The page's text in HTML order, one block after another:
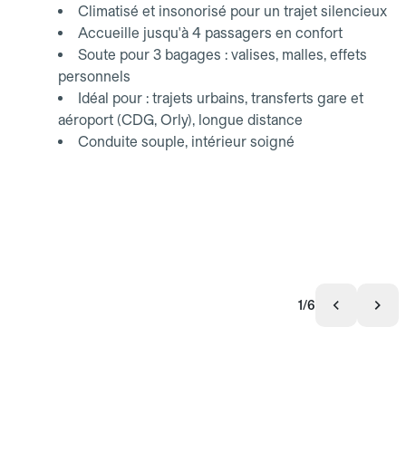
Climatisé et insonorisé pour un trajet silencieux
Accueille jusqu'à 4 passagers en confort
Soute pour 3 bagages : valises, malles, effets
personnels
Idéal pour : trajets urbains, transferts gare et
aéroport (CDG, Orly), longue distance
Conduite souple, intérieur soigné
1/6